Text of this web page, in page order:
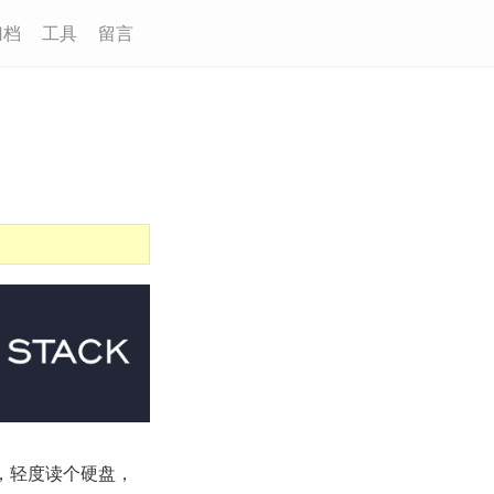
工具 留言
度读个硬盘，